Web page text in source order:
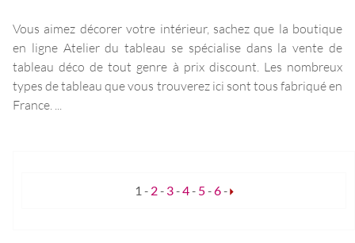
Vous aimez décorer votre intérieur, sachez que la boutique
en ligne Atelier du tableau se spécialise dans la vente de
tableau déco de tout genre à prix discount. Les nombreux
types de tableau que vous trouverez ici sont tous fabriqué en
France. ...
1 - 2- 3-4- 5-6-